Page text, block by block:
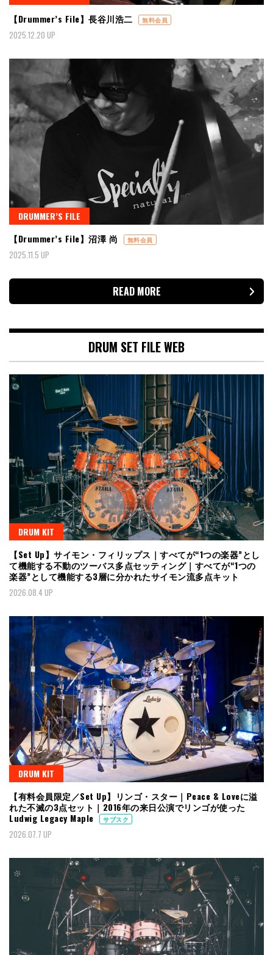
【Drummer’s File】長谷川浩二
無料会員
2025.12.20 UP
DRUMMER’S FILE
【Drummer’s File】沼澤 尚
無料会員
2025.11.5 UP
READ MORE
DRUM SET FILE WEB
DRUM KIT
【Set Up】サイモン・フィリップス｜すべてが“1つの楽器”とし
て機能する不動のツーバス多点セッティング｜すべてが“1つの
楽器”として機能する3層に分かれたサイモン流多点キット
2026.08.4 UP
DRUM KIT
【有料会員限定／Set Up】リンゴ・スター｜Peace & Loveに溢
れた不滅の3点セット｜2016年の来日公演でリンゴが使った
Ludwig Legacy Maple
サブスク
2026.07.7 UP